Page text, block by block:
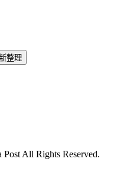
整理
All Rights Reserved.